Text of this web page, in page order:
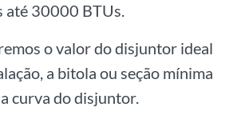
até 30000 BTUs.
o valor do disjuntor ideal
a bitola ou seção mínima
curva do disjuntor.